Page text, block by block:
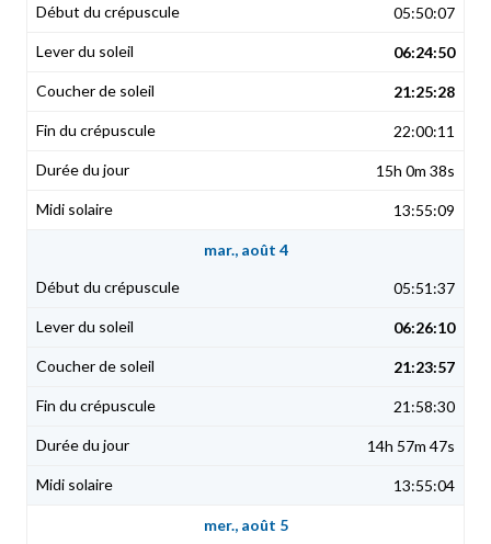
05:50:07
06:24:50
21:25:28
22:00:11
15h 0m 38s
13:55:09
mar., août 4
05:51:37
06:26:10
21:23:57
21:58:30
14h 57m 47s
13:55:04
mer., août 5